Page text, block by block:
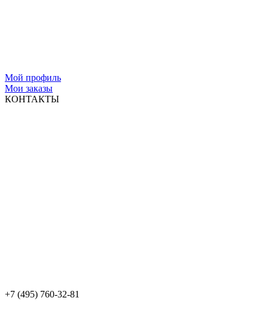
Мой профиль
Мои заказы
КОНТАКТЫ
+7 (495) 760-32-81